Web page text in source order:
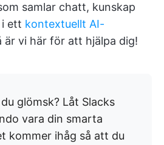
samlar chatt, kunskap
ett kontextuellt AI-
är vi här för att hjälpa dig!
glömsk? Låt Slacks
vara din smarta
kommer ihåg så att du